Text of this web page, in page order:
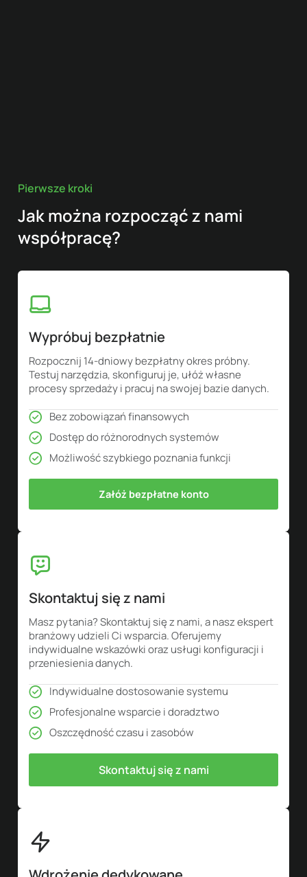
Pierwsze kroki
Jak można rozpocząć z nami
współpracę?
Wypróbuj bezpłatnie
Rozpocznij 14-dniowy bezpłatny okres próbny.
Testuj narzędzia, skonfiguruj je, ułóż własne
procesy sprzedaży i pracuj na swojej bazie danych.
Bez zobowiązań finansowych
Dostęp do różnorodnych systemów
Możliwość szybkiego poznania funkcji
Załóż bezpłatne konto
Skontaktuj się z nami
Masz pytania? Skontaktuj się z nami, a nasz ekspert
branżowy udzieli Ci wsparcia. Oferujemy
indywidualne wskazówki oraz usługi konfiguracji i
przeniesienia danych.
Indywidualne dostosowanie systemu
Profesjonalne wsparcie i doradztwo
Oszczędność czasu i zasobów
Skontaktuj się z nami